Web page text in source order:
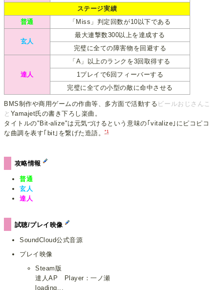
ステージ実績
普通
「Miss」判定回数が10以下である
玄人
最大連撃数300以上を達成する
完璧に全ての障害物を回避する
達人
「A」以上のランクを3回取得する
1プレイで6回フィーバーする
完璧に全ての小型の敵に命中させる
BMS制作や商用ゲームの作曲等、多方面で活動する ビールおじさんこ
と Yamajet氏の書き下ろし楽曲。
タイトルの"Bit-alize"は元気づけるという意味の｢vitalize｣にピコピコ
な曲調を表す｢bit｣を繋げた造語。*1
攻略情報
普通
玄人
達人
試聴/プレイ映像
SoundCloud公式音源
プレイ映像
Steam版
達人AP Player：一ノ瀬
loading...